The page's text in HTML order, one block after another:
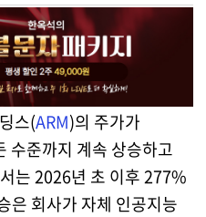
스(ARM)의 주가가
수준까지 계속 상승하고
는 2026년 초 이후 277%
은 회사가 자체 인공지능